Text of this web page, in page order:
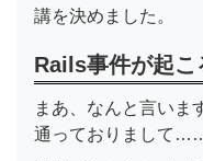
講を決めました。
Rails事件が起こ
まあ、なんと言いま
通っておりまして……